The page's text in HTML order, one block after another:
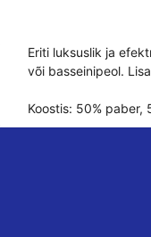
Eriti luksuslik ja
või basseinipeol.
Koostis: 50% paber,